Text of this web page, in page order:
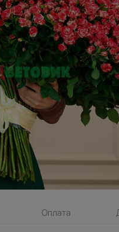
Оплата